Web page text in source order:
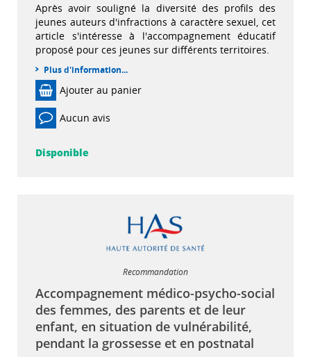
Après avoir souligné la diversité des profils des
jeunes auteurs d'infractions à caractère sexuel, cet
article s'intéresse à l'accompagnement éducatif
proposé pour ces jeunes sur différents territoires.
Plus d'information...
Ajouter au panier
Aucun avis
Disponible
Recommandation
Accompagnement médico-psycho-social
des femmes, des parents et de leur
enfant, en situation de vulnérabilité,
pendant la grossesse et en postnatal